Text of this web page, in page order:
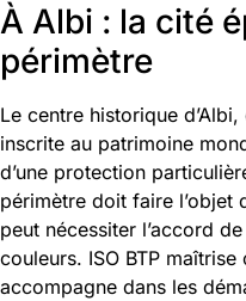
À Albi : la cité
périmètre
Le centre historique
inscrite au patrimoine
d’une protection
périmètre doit faire l’objet
peut nécessiter l’accord
couleurs. ISO BTP
accompagne dans les